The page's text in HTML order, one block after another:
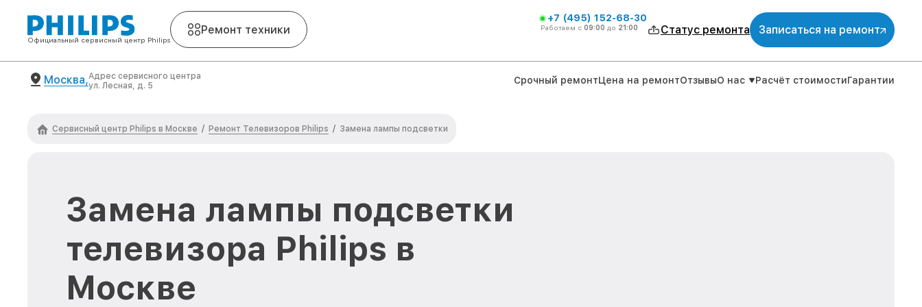
Официальный сервисный центр Philips
Ремонт техники
+7 (495) 152-68-30
Работаем с 09:00 до 21:00 Статус ремонта Записаться на ремонт
Москва,Адрес сервисного центра
ул. Лесная, д. 5
Срочный ремонтЦена на ремонтОтзывыО нас Расчёт стоимостиГарантии
Сервисный центр Philips в Москве / Ремонт Телевизоров Philips / Замена лампы подсветки
Замена лампы подсветки
телевизора Philips в
Москве